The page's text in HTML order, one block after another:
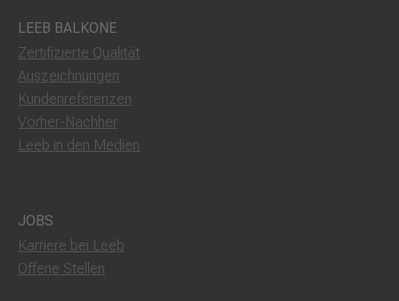
LEEB BALKONE
Zertifizierte Qualität
Auszeichnungen
Kundenreferenzen
Vorher-Nachher
Leeb in den Medien
JOBS
Karriere bei Leeb
Offene Stellen